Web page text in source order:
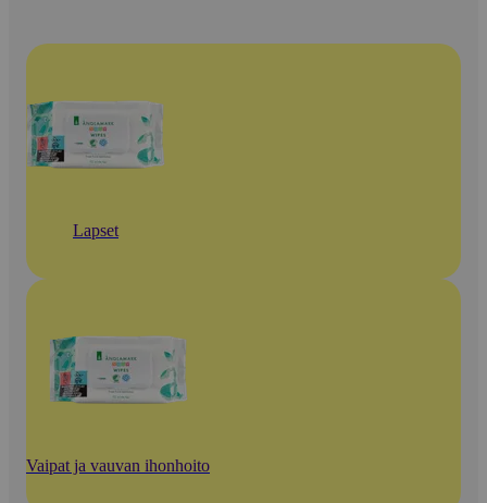
Lapset
Vaipat ja vauvan ihonhoito